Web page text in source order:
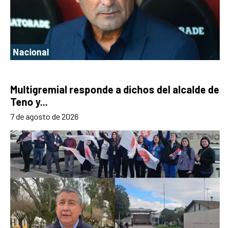
Nacional
Multigremial responde a dichos del alcalde de
Teno y...
7 de agosto de 2026